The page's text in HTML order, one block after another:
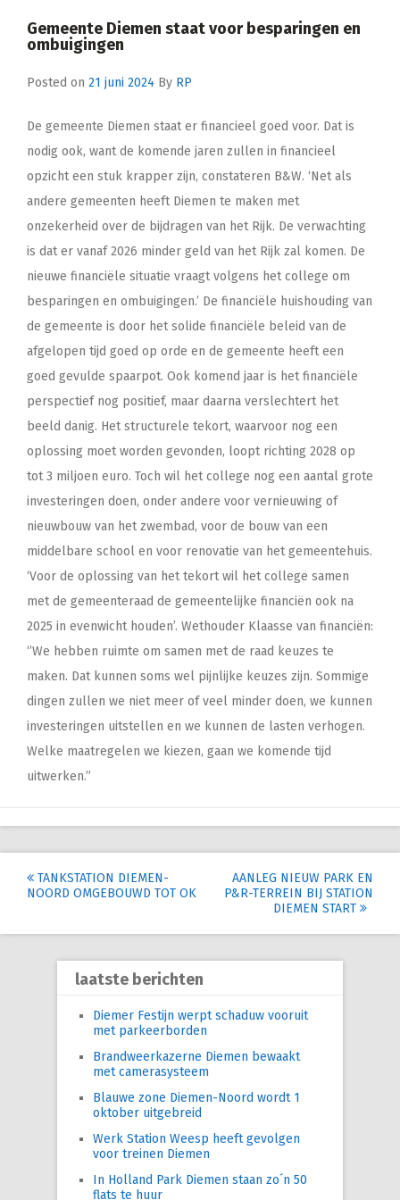
Gemeente Diemen staat voor besparingen en
ombuigingen
Posted on 21 juni 2024 By RP
De gemeente Diemen staat er financieel goed voor. Dat is
nodig ook, want de komende jaren zullen in financieel
opzicht een stuk krapper zijn, constateren B&W. ‘Net als
andere gemeenten heeft Diemen te maken met
onzekerheid over de bijdragen van het Rijk. De verwachting
is dat er vanaf 2026 minder geld van het Rijk zal komen. De
nieuwe financiële situatie vraagt volgens het college om
besparingen en ombuigingen.’ De financiële huishouding van
de gemeente is door het solide financiële beleid van de
afgelopen tijd goed op orde en de gemeente heeft een
goed gevulde spaarpot. Ook komend jaar is het financiële
perspectief nog positief, maar daarna verslechtert het
beeld danig. Het structurele tekort, waarvoor nog een
oplossing moet worden gevonden, loopt richting 2028 op
tot 3 miljoen euro. Toch wil het college nog een aantal grote
investeringen doen, onder andere voor vernieuwing of
nieuwbouw van het zwembad, voor de bouw van een
middelbare school en voor renovatie van het gemeentehuis.
‘Voor de oplossing van het tekort wil het college samen
met de gemeenteraad de gemeentelijke financiën ook na
2025 in evenwicht houden’. Wethouder Klaasse van financiën:
‘’We hebben ruimte om samen met de raad keuzes te
maken. Dat kunnen soms wel pijnlijke keuzes zijn. Sommige
dingen zullen we niet meer of veel minder doen, we kunnen
investeringen uitstellen en we kunnen de lasten verhogen.
Welke maatregelen we kiezen, gaan we komende tijd
uitwerken.”
Post
TANKSTATION DIEMEN-
NOORD OMGEBOUWD TOT OK
AANLEG NIEUW PARK EN
P&R-TERREIN BIJ STATION
DIEMEN START
laatste berichten
Diemer Festijn werpt schaduw vooruit
met parkeerborden
Brandweerkazerne Diemen bewaakt
met camerasysteem
Blauwe zone Diemen-Noord wordt 1
oktober uitgebreid
Werk Station Weesp heeft gevolgen
voor treinen Diemen
In Holland Park Diemen staan zo´n 50
flats te huur